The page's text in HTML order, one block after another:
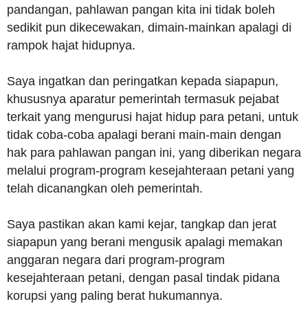
pandangan, pahlawan pangan kita ini tidak boleh
sedikit pun dikecewakan, dimain-mainkan apalagi di
rampok hajat hidupnya.
Saya ingatkan dan peringatkan kepada siapapun,
khususnya aparatur pemerintah termasuk pejabat
terkait yang mengurusi hajat hidup para petani, untuk
tidak coba-coba apalagi berani main-main dengan
hak para pahlawan pangan ini, yang diberikan negara
melalui program-program kesejahteraan petani yang
telah dicanangkan oleh pemerintah.
Saya pastikan akan kami kejar, tangkap dan jerat
siapapun yang berani mengusik apalagi memakan
anggaran negara dari program-program
kesejahteraan petani, dengan pasal tindak pidana
korupsi yang paling berat hukumannya.